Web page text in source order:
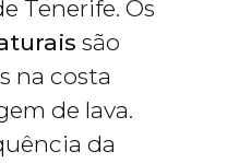
Tenerife. Os
são
na costa
de lava.
da